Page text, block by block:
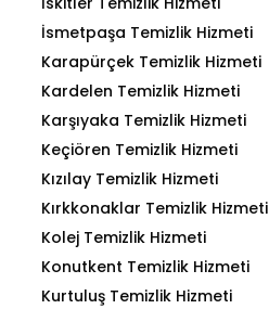
İsmetpaşa Temizlik Hizmeti
Karapürçek Temizlik Hizmeti
Kardelen Temizlik Hizmeti
Karşıyaka Temizlik Hizmeti
Keçiören Temizlik Hizmeti
Kızılay Temizlik Hizmeti
Kırkkonaklar Temizlik Hizmeti
Kolej Temizlik Hizmeti
Konutkent Temizlik Hizmeti
Kurtuluş Temizlik Hizmeti